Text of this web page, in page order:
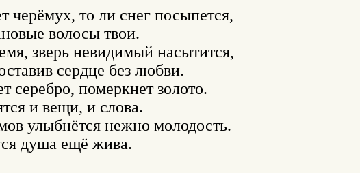
черёмух, то ли снег посыпется,
волосы твои.
зверь невидимый насытится,
сердце без любви.
серебро, померкнет золото.
и вещи, и слова.
улыбнётся нежно молодость.
душа ещё жива.